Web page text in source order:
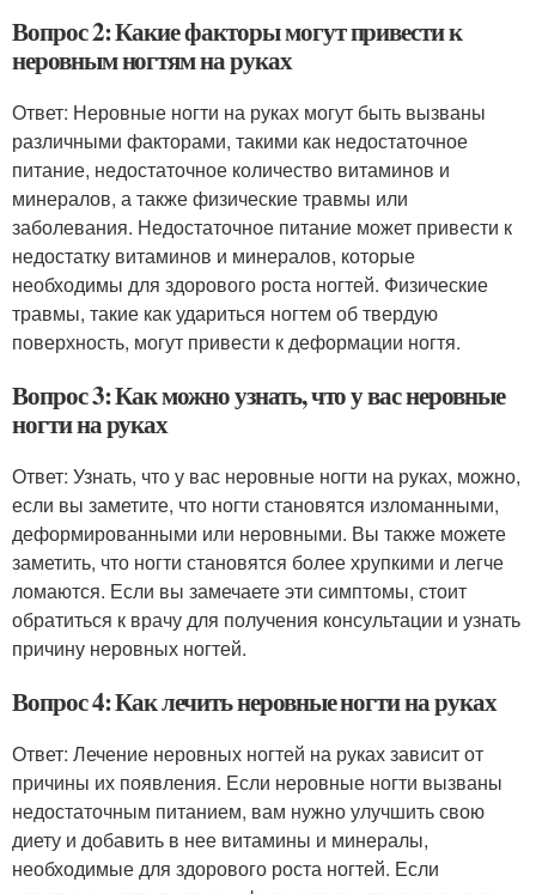
Вопрос 2: Какие факторы могут привести к
неровным ногтям на руках
Ответ: Неровные ногти на руках могут быть вызваны
различными факторами, такими как недостаточное
питание, недостаточное количество витаминов и
минералов, а также физические травмы или
заболевания. Недостаточное питание может привести к
недостатку витаминов и минералов, которые
необходимы для здорового роста ногтей. Физические
травмы, такие как удариться ногтем об твердую
поверхность, могут привести к деформации ногтя.
Вопрос 3: Как можно узнать, что у вас неровные
ногти на руках
Ответ: Узнать, что у вас неровные ногти на руках, можно,
если вы заметите, что ногти становятся изломанными,
деформированными или неровными. Вы также можете
заметить, что ногти становятся более хрупкими и легче
ломаются. Если вы замечаете эти симптомы, стоит
обратиться к врачу для получения консультации и узнать
причину неровных ногтей.
Вопрос 4: Как лечить неровные ногти на руках
Ответ: Лечение неровных ногтей на руках зависит от
причины их появления. Если неровные ногти вызваны
недостаточным питанием, вам нужно улучшить свою
диету и добавить в нее витамины и минералы,
необходимые для здорового роста ногтей. Если